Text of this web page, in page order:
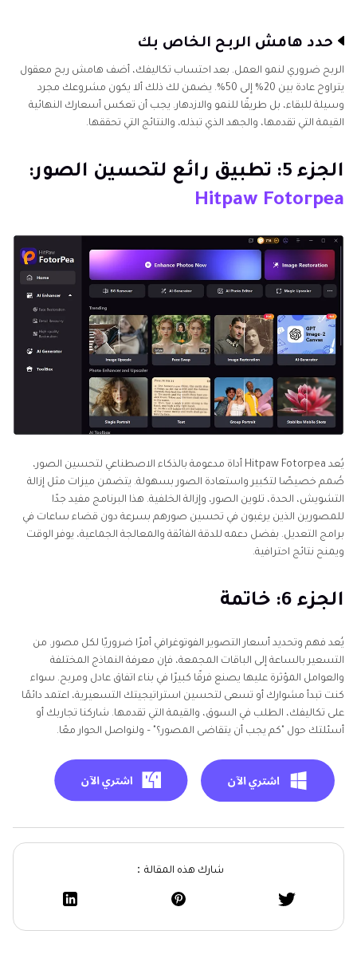
حدد هامش الربح الخاص بك
الربح ضروري لنمو العمل. بعد احتساب تكاليفك، أضف هامش ربح معقول
يتراوح عادة بين 20% إلى 50%. يضمن لك ذلك ألا يكون مشروعك مجرد
وسيلة للبقاء، بل طريقًا للنمو والازدهار. يجب أن تعكس أسعارك النهائية
القيمة التي تقدمها، والجهد الذي تبذله، والنتائج التي تحققها.
الجزء 5: تطبيق رائع لتحسين الصور:
Hitpaw Fotorpea
يُعد Hitpaw Fotorpea أداة مدعومة بالذكاء الاصطناعي لتحسين الصور،
صُمم خصيصًا لتكبير واستعادة الصور بسهولة. يتضمن ميزات مثل إزالة
التشويش، الحدة، تلوين الصور، وإزالة الخلفية. هذا البرنامج مفيد جدًا
للمصورين الذين يرغبون في تحسين صورهم بسرعة دون قضاء ساعات في
برامج التعديل. بفضل دعمه للدقة الفائقة والمعالجة الجماعية، يوفر الوقت
ويمنح نتائج احترافية.
الجزء 6: خاتمة
يُعد فهم وتحديد أسعار التصوير الفوتوغرافي أمرًا ضروريًا لكل مصور. من
التسعير بالساعة إلى الباقات المجمعة، فإن معرفة النماذج المختلفة
والعوامل المؤثرة عليها يصنع فرقًا كبيرًا في بناء اتفاق عادل ومربح. سواء
كنت تبدأ مشوارك أو تسعى لتحسين استراتيجيتك التسعيرية، اعتمد دائمًا
على تكاليفك، الطلب في السوق، والقيمة التي تقدمها. شاركنا تجاربك أو
أسئلتك حول "كم يجب أن يتقاضى المصور؟" – ولنواصل الحوار معًا.
شارك هذه المقالة：